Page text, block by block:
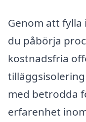
Genom att
du påbörja
kostnadsfria
med betrodda
erfarenhet